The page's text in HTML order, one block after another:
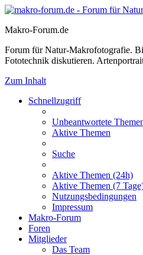
Makro-Forum.de
Forum für Natur-Makrofotografie.
Fototechnik diskutieren.
Zum Inhalt
Schnellzugriff
Unbeantwortete
Aktive Themen
Suche
Aktive Themen (24h)
Aktive Themen (7
Nutzungsbedingungen
Impressum
Makro-Forum
Foren
Mitglieder
Das Team